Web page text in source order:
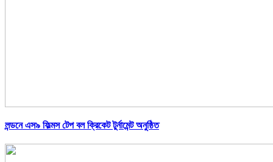
লন্ডনে এস৯ ফিল্মস টেপ বল ক্রিকেট টুর্নামেন্ট অনুষ্ঠিত